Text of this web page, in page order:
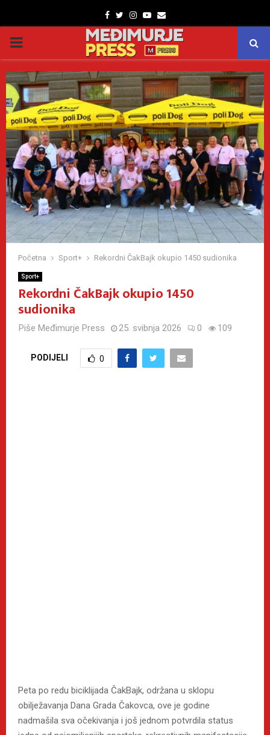
Facebook
TwitterInstagram
Youtube
Email
PRIMARY
MENU
Početna Sport+ Rekordni ČakBajk okupio 1450 sudionika
Sport+
Rekordni ČakBajk okupio 1450
sudionika
Piše Međimurje Press 25. svibnja 2026 0 109
PODIJELI 0
Peta po redu biciklijada ČakBajk, održana u sklopu
obilježavanja Dana Grada Čakovca, ove je godine
nadmašila sva očekivanja i još jednom potvrdila status